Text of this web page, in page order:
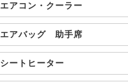
エアコン・クーラー
エアバッグ 助手席
シートヒーター